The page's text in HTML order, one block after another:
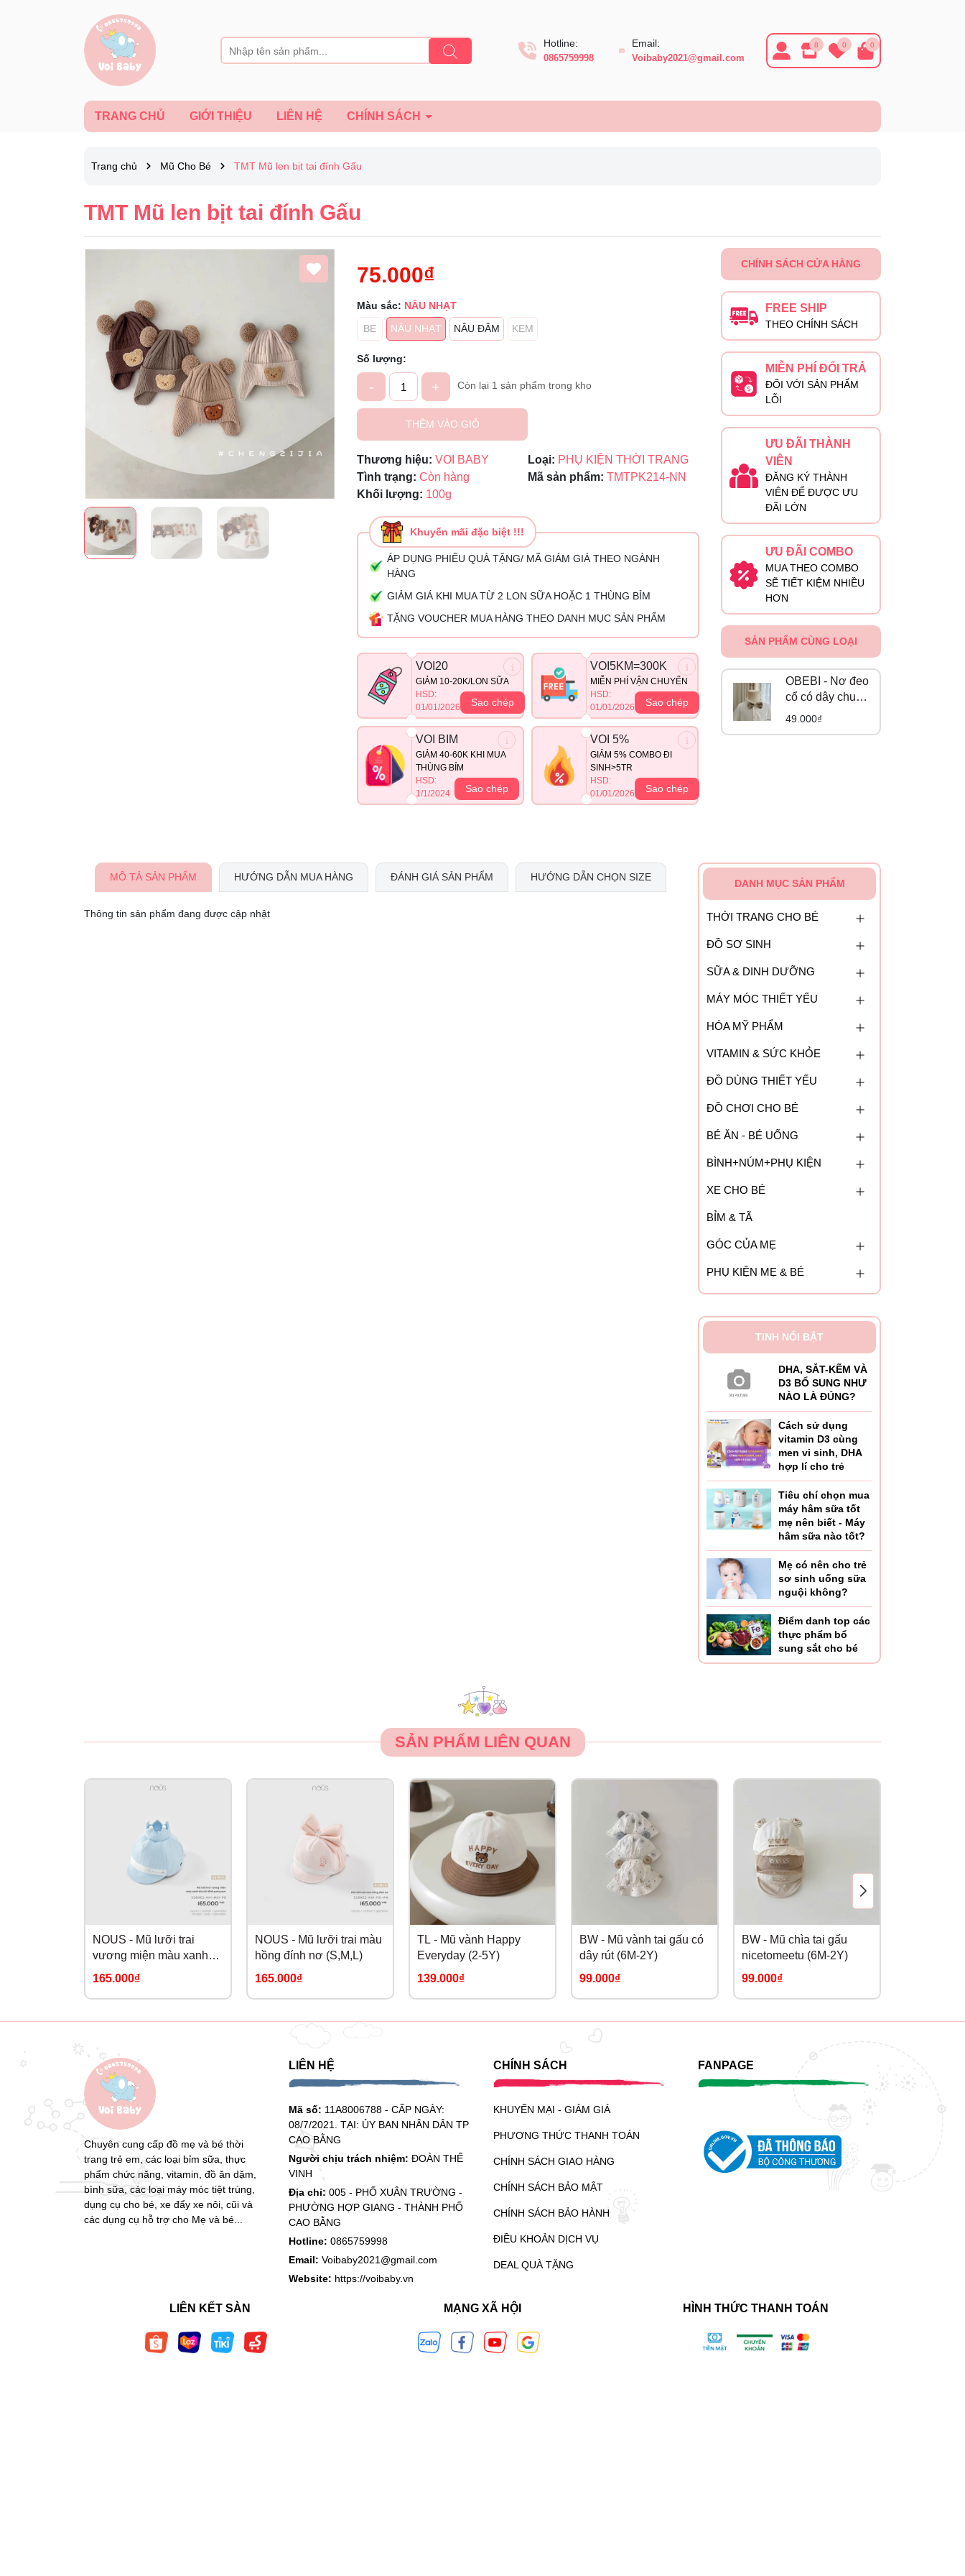
Hotline:
0865759998
Email:
Voibaby2021@gmail.com
8 0 0
TRANG CHỦ GIỚI THIỆU LIÊN HỆ CHÍNH SÁCH
Trang chủ Mũ Cho Bé TMT Mũ len bịt tai đính Gấu
TMT Mũ len bịt tai đính Gấu
75.000₫
Màu sắc: NÂU NHẠT
BE
NÂU NHẠT NÂU ĐÂM KEM
Số lượng:
- + Còn lại 1 sản phẩm trong kho
THÊM VÀO GIỎ
Thương hiệu: VOI BABY Loại: PHỤ KIỆN THỜI TRANG
Tình trạng: Còn hàng Mã sản phẩm: TMTPK214-NN
Khối lượng: 100g
Khuyến mãi đặc biệt !!!
ÁP DỤNG PHIẾU QUÀ TẶNG/ MÃ GIẢM GIÁ THEO NGÀNH
HÀNG
GIẢM GIÁ KHI MUA TỪ 2 LON SỮA HOẶC 1 THÙNG BỈM
TẶNG VOUCHER MUA HÀNG THEO DANH MỤC SẢN PHẨM
VOI20
GIẢM 10-20K/LON SỮA
HSD:
01/01/2026
Sao chép
VOI5KM=300K
MIỄN PHÍ VẬN CHUYỂN
HSD:
01/01/2026
Sao chép
VOI BIM
GIẢM 40-60K KHI MUA
THÙNG BỈM
HSD:
1/1/2024
Sao chép
VOI 5%
GIẢM 5% COMBO ĐI
SINH>5TR
HSD:
01/01/2026
Sao chép
Mã giảm giá:
Điều kiện:
CHÍNH SÁCH CỬA HÀNG
FREE SHIP
THEO CHÍNH SÁCH
MIỄN PHÍ ĐỔI TRẢ
ĐỐI VỚI SẢN PHẨM
LỖI
ƯU ĐÃI THÀNH
VIÊN
ĐĂNG KÝ THÀNH
VIÊN ĐỂ ĐƯỢC ƯU
ĐÃI LỚN
ƯU ĐÃI COMBO
MUA THEO COMBO
SẼ TIẾT KIỆM NHIỀU
HƠN
SẢN PHẨM CÙNG LOẠI
OBEBI - Nơ đeo
cổ có dây chun
điều chỉnh
49.000₫
MÔ TẢ SẢN PHẨM HƯỚNG DẪN MUA HÀNG ĐÁNH GIÁ SẢN PHẨM HƯỚNG DẪN CHỌN SIZE
Thông tin sản phẩm đang được cập nhật
DANH MỤC SẢN PHẨM
THỜI TRANG CHO BÉ
ĐỒ SƠ SINH
SỮA & DINH DƯỠNG
MÁY MÓC THIẾT YẾU
HÓA MỸ PHẨM
VITAMIN & SỨC KHỎE
ĐỒ DÙNG THIẾT YẾU
ĐỒ CHƠI CHO BÉ
BÉ ĂN - BÉ UỐNG
BÌNH+NÚM+PHỤ KIỆN
XE CHO BÉ
BỈM & TÃ
GÓC CỦA MẸ
PHỤ KIỆN MẸ & BÉ
TINH NỔI BẬT
DHA, SẮT-KẼM VÀ
D3 BỔ SUNG NHƯ
NÀO LÀ ĐÚNG?
Cách sử dụng
vitamin D3 cùng
men vi sinh, DHA
hợp lí cho trẻ
Tiêu chí chọn mua
máy hâm sữa tốt
mẹ nên biết - Máy
hâm sữa nào tốt?
Mẹ có nên cho trẻ
sơ sinh uống sữa
nguội không?
Điểm danh top các
thực phẩm bổ
sung sắt cho bé
SẢN PHẨM LIÊN QUAN
NOUS - Mũ lưỡi trai
vương miện màu xanh
da trời đính pom pom
165.000₫
NOUS - Mũ lưỡi trai màu
hồng đính nơ (S,M,L)
165.000₫
TL - Mũ vành Happy
Everyday (2-5Y)
139.000₫
BW - Mũ vành tai gấu có
dây rút (6M-2Y)
99.000₫
BW - Mũ chìa tai gấu
nicetomeetu (6M-2Y)
99.000₫
Chuyên cung cấp đồ mẹ và bé thời
trang trẻ em, các loại bỉm sữa, thực
phẩm chức năng, vitamin, đồ ăn dặm,
bình sữa, các loại máy móc tiệt trùng,
dụng cụ cho bé, xe đẩy xe nôi, cũi và
các dụng cụ hỗ trợ cho Mẹ và bé...
LIÊN HỆ
Mã số: 11A8006788 - CẤP NGÀY:
08/7/2021. TẠI: ỦY BAN NHÂN DÂN TP
CAO BẰNG
Người chịu trách nhiệm: ĐOÀN THẾ
VINH
Địa chỉ: 005 - PHỐ XUÂN TRƯỜNG -
PHƯỜNG HỢP GIANG - THÀNH PHỐ
CAO BẰNG
Hotline: 0865759998
Email: Voibaby2021@gmail.com
Website: https://voibaby.vn
CHÍNH SÁCH
KHUYẾN MẠI - GIẢM GIÁ
PHƯƠNG THỨC THANH TOÁN
CHÍNH SÁCH GIAO HÀNG
CHÍNH SÁCH BẢO MẬT
CHÍNH SÁCH BẢO HÀNH
ĐIỀU KHOẢN DỊCH VỤ
DEAL QUÀ TẶNG
FANPAGE
LIÊN KẾT SÀN MẠNG XÃ HỘI HÌNH THỨC THANH TOÁN